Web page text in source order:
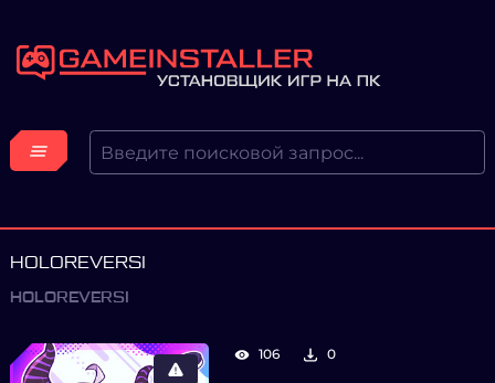
HOLOREVERSI
HOLOREVERSI
106 0